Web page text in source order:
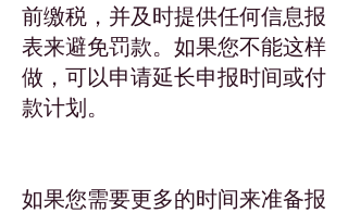
前缴税，并及时提供任何信息报
表来避免罚款。如果您不能这样
做，可以申请延长申报时间或付
款计划。
如果您需要更多的时间来准备报